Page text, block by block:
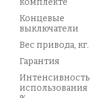
Концевые
выключатели
Вес привода, кг.
Гарантия
Интенсивность
использования